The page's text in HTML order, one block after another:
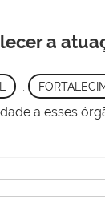
a
,
a esses